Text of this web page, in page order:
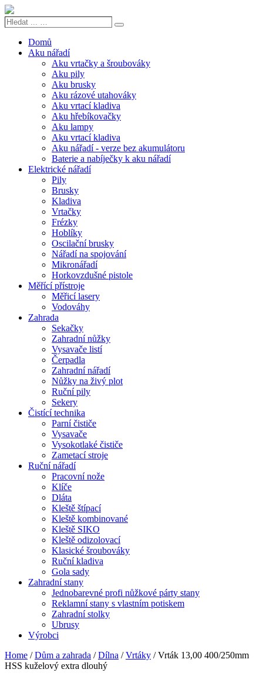
Hledat
Search
Domů
Aku nářadí
Aku vrtačky a šroubováky
Aku pily
Aku brusky
Aku rázové utahováky
Aku vrtací kladiva
Aku hřebíkovačky
Aku lampy
Aku vrtací kladiva
Aku nářadí - verze bez akumulátoru
Baterie a nabíječky k aku nářadí
Elektrické nářadí
Pily
Brusky
Kladiva
Vrtačky
Frézky
Hoblíky
Oscilační brusky
Nářadí na spojování
Mikronářadí
Horkovzdušné pistole
Měřící přístroje
Měřicí lasery
Vodováhy
Zahrada
Sekačky
Zahradní nůžky
Vysavače listí
Čerpadla
Zahradní nářadí
Nůžky na živý plot
Ruční pily
Sekery
Čistící technika
Parní čističe
Vysavače
Vysokotlaké čističe
Zametací stroje
Ruční nářadí
Pracovní nože
Klíče
Dláta
Kleště štípací
Kleště kombinované
Kleště SIKO
Kleště odizolovací
Klasické šroubováky
Ruční kladiva
Gola sady
Zahradní stany
Jednobarevné profi nůžkové párty stany
Reklamní stany s vlastním potiskem
Zahradní stolky
Ubrusy
Výrobci
Home /Dům a zahrada /Dílna /Vrtáky / Vrták 13,00 400/250mm
HSS kuželový extra dlouhý